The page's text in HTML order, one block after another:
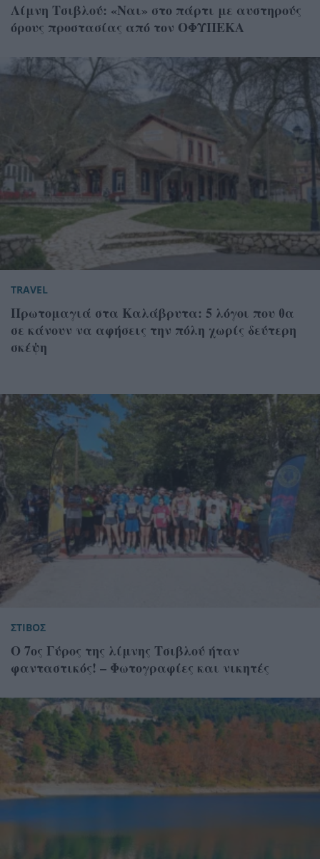
Λίμνη Τσιβλού: «Ναι» στο πάρτι με αυστηρούς
όρους προστασίας από τον ΟΦΥΠΕΚΑ
TRAVEL
Πρωτομαγιά στα Καλάβρυτα: 5 λόγοι που θα
σε κάνουν να αφήσεις την πόλη χωρίς δεύτερη
σκέψη
ΣΤΙΒΟΣ
Ο 7ος Γύρος της λίμνης Τσιβλού ήταν
φανταστικός! – Φωτογραφίες και νικητές